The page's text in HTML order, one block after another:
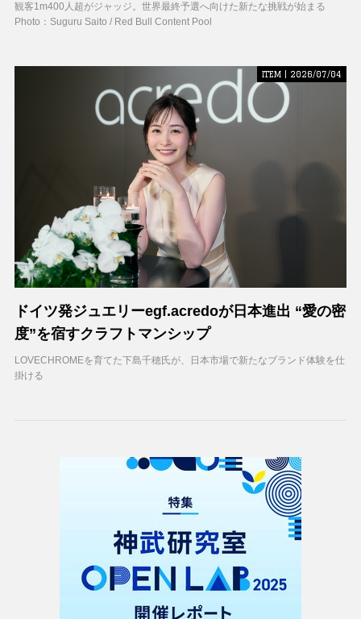
観客1m400人超がジャッジ。世界最終予選へ向けた新たな挑戦が始まる
Photo：Suguru Saito / Red Bull Content Pool
ITEM | 2026/07/04
ドイツ発ジュエリーegf.acredoが日本進出 “愛の密
度”を宿すクラフトマンシップ
LOVECHROMEを育てた下島千穂氏が、日本市場で新たなブランド体験を仕
掛ける